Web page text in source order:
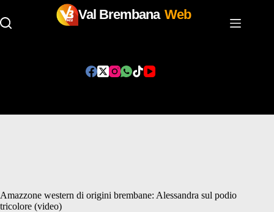
Val Brembana Web
Amazzone western di origini brembane: Alessandra sul podio
tricolore (video)